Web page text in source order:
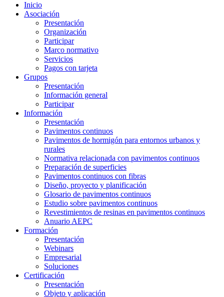
Inicio
Asociación
Presentación
Organización
Participar
Marco normativo
Servicios
Pagos con tarjeta
Grupos
Presentación
Información general
Participar
Información
Presentación
Pavimentos continuos
Pavimentos de hormigón para entornos urbanos y
rurales
Normativa relacionada con pavimentos continuos
Preparación de superficies
Pavimentos continuos con fibras
Diseño, proyecto y planificación
Glosario de pavimentos continuos
Estudio sobre pavimentos continuos
Revestimientos de resinas en pavimentos continuos
Anuario AEPC
Formación
Presentación
Webinars
Empresarial
Soluciones
Certificación
Presentación
Objeto y aplicación